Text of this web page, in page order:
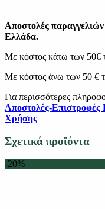
Αποστολές
Ελλάδα.
Με κόστος κάτω των 50€
Με κόστος άνω των 50 €
Για περισσότερες
Αποστολές-Επιστροφές
Χρήσης
Σχετικά προϊόντα
-20%